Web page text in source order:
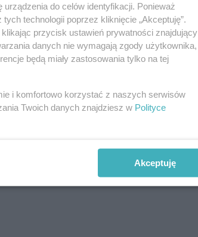
.
do celów identyfikacji. Ponieważ
technologii poprzez kliknięcie „Akceptuję”.
przycisk ustawień prywatności znajdujący
danych nie wymagają zgody użytkownika,
będą miały zastosowania tylko na tej
i komfortowo korzystać z naszych serwisów
Twoich danych znajdziesz w Polityce
Akceptuję